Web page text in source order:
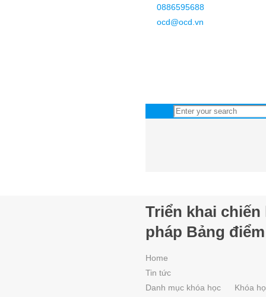
0886595688
ocd@ocd.vn
Triển khai
pháp Bảng
Home
Tin tức
Danh mục khóa học
Khóa